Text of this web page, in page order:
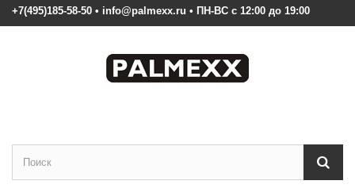
+7(495)185-58-50 • info@palmexx.ru • ПН-ВС с 12:00 до 19:00